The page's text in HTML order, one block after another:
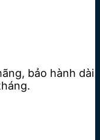
bảo hành dài